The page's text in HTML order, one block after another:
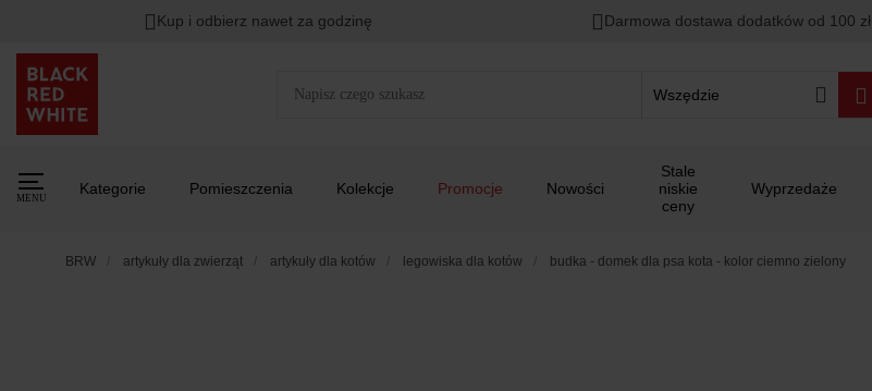
Kup i odbierz nawet za godzinę Darmowa dostawa dodatków od 100 zł
Wszędzie
MENU
Kategorie Pomieszczenia Kolekcje Promocje Nowości
Stale
niskie
ceny
Wyprzedaże
BRW artykuły dla zwierząt artykuły dla kotów legowiska dla kotów budka - domek dla psa kota - kolor ciemno zielony